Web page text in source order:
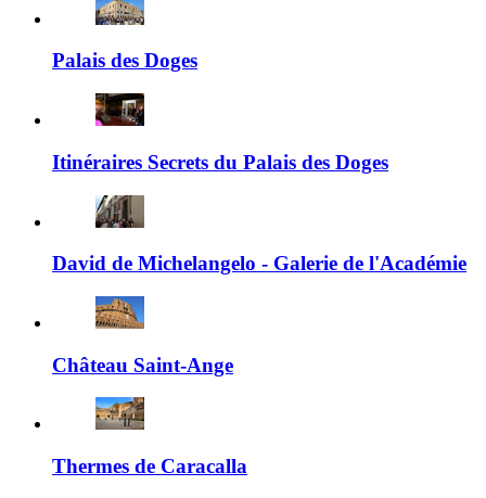
Palais des Doges
Itinéraires Secrets du Palais des Doges
David de Michelangelo - Galerie de l'Académie
Château Saint-Ange
Thermes de Caracalla